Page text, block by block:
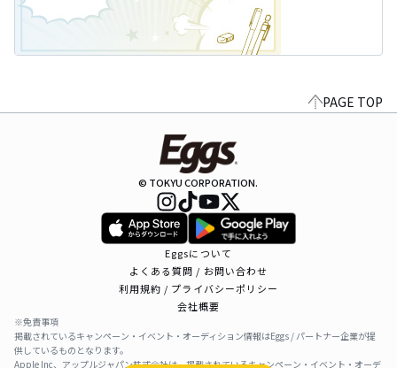
PAGE TOP
© TOKYU CORPORATION.
Eggsについて
よくある質問 / お問い合わせ
利用規約 / プライバシーポリシー
会社概要
※免責事項
掲載されているキャンペーン・イベント・オーディション情報はEggs / パートナー企業が提
供しているものとなります。
Apple Inc、アップルジャパン株式会社は、掲載されているキャンペーン・イベント・オーデ